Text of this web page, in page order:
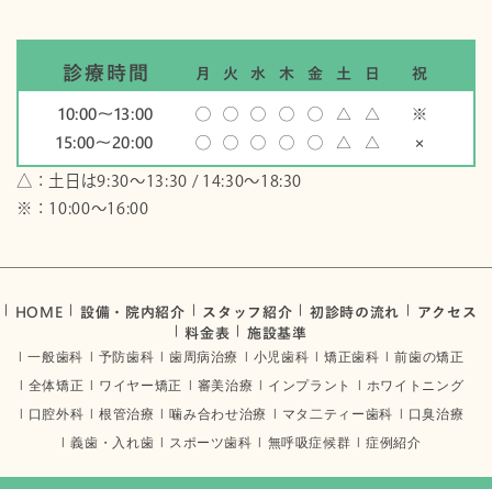
診療時間 月 火 水 木 金 土 日
祝
10:00〜13:00
◯ ◯ ◯ ◯ ◯ △ △
※
15:00〜20:00
◯ ◯ ◯ ◯ ◯ △ △ ×
△：土日は9:30～13:30 / 14:30～18:30
※：10:00〜16:00
HOME 設備・院内紹介 スタッフ紹介 初診時の流れ
アクセス
料金表
施設基準
一般歯科 予防歯科 歯周病治療 小児歯科 矯正歯科
前歯の矯正
全体矯正
ワイヤー矯正 審美治療 インプラント
ホワイトニング
口腔外科
根管治療 噛み合わせ治療 マタ二ティー歯科
口臭治療
義歯・入れ歯
スポーツ歯科 無呼吸症候群 症例紹介